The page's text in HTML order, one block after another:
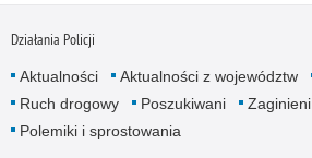
Działania Policji
Aktualności Aktualności z województw
Ruch drogowy
Poszukiwani Zaginieni
Polemiki i sprostowania